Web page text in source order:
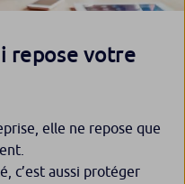
repose votre
elle ne repose que
c’est aussi protéger